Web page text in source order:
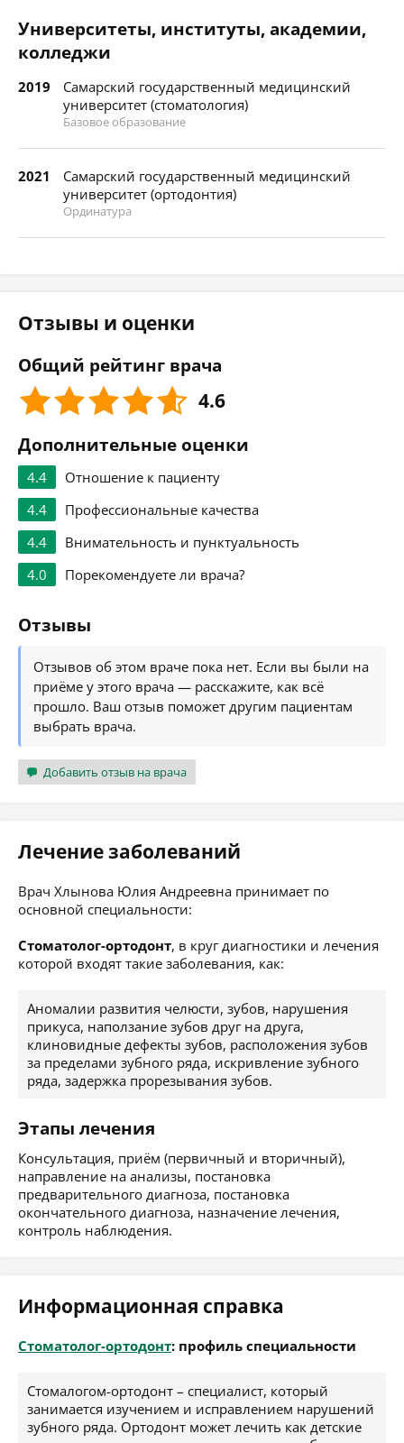
Университеты, институты, академии,
колледжи
2019
Самарский государственный медицинский
университет (стоматология)
Базовое образование
2021
Самарский государственный медицинский
университет (ортодонтия)
Ординатура
Отзывы и оценки
Общий рейтинг врача
4.6
Дополнительные оценки
4.4
Отношение к пациенту
4.4
Профессиональные качества
4.4
Внимательность и пунктуальность
4.0
Порекомендуете ли врача?
Отзывы
Отзывов об этом враче пока нет. Если вы были на
приёме у этого врача — расскажите, как всё
прошло. Ваш отзыв поможет другим пациентам
выбрать врача.
Добавить отзыв на врача
Лечение заболеваний
Врач Хлынова Юлия Андреевна принимает по
основной специальности:
Стоматолог-ортодонт, в круг диагностики и лечения
которой входят такие заболевания, как:
Аномалии развития челюсти, зубов, нарушения
прикуса, наползание зубов друг на друга,
клиновидные дефекты зубов, расположения зубов
за пределами зубного ряда, искривление зубного
ряда, задержка прорезывания зубов.
Этапы лечения
Консультация, приём (первичный и вторичный),
направление на анализы, постановка
предварительного диагноза, постановка
окончательного диагноза, назначение лечения,
контроль наблюдения.
Информационная справка
Стоматолог-ортодонт: профиль специальности
Стомалогом-ортодонт – специалист, который
занимается изучением и исправлением нарушений
зубного ряда. Ортодонт может лечить как детские